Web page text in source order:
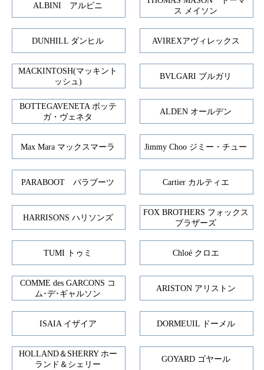
ALBINI アルビニ
ス メイソン
DUNHILL ダンヒル AVIREXアヴィレックス
MACKINTOSH(マッキント
ッシュ)
BVLGARI ブルガリ
BOTTEGAVENETA ボッテ
ガ・ヴェネタ
ALDEN オールデン
Max Mara マックスマーラ Jimmy Choo ジミー・チュー
PARABOOT パラブーツ Cartier カルティエ
HARRISONS ハリソンズ
FOX BROTHERS フォックス
ブラザーズ
TUMI トゥミ Chloé クロエ
COMME des GARCONS コ
ム･デ･ギャルソン
ARISTON アリストン
ISAIA イザイア DORMEUIL ドーメル
HOLLAND＆SHERRY ホー
ランド＆シェリー
GOYARD ゴヤール